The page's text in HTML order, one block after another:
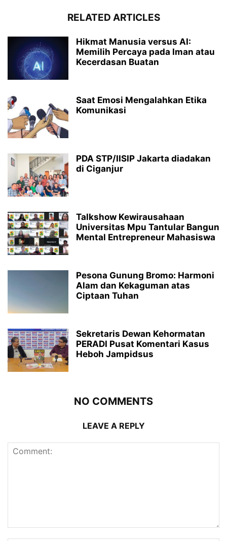
RELATED ARTICLES
Hikmat Manusia versus AI:
Memilih Percaya pada Iman atau
Kecerdasan Buatan
Saat Emosi Mengalahkan Etika
Komunikasi
PDA STP/IISIP Jakarta diadakan
di Ciganjur
Talkshow Kewirausahaan
Universitas Mpu Tantular Bangun
Mental Entrepreneur Mahasiswa
Pesona Gunung Bromo: Harmoni
Alam dan Kekaguman atas
Ciptaan Tuhan
Sekretaris Dewan Kehormatan
PERADI Pusat Komentari Kasus
Heboh Jampidsus
NO COMMENTS
LEAVE A REPLY